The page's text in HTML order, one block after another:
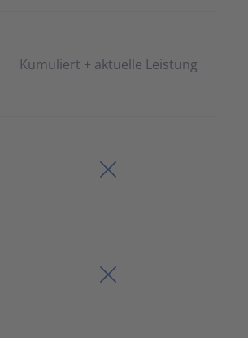
Kumuliert + aktuelle Leistung